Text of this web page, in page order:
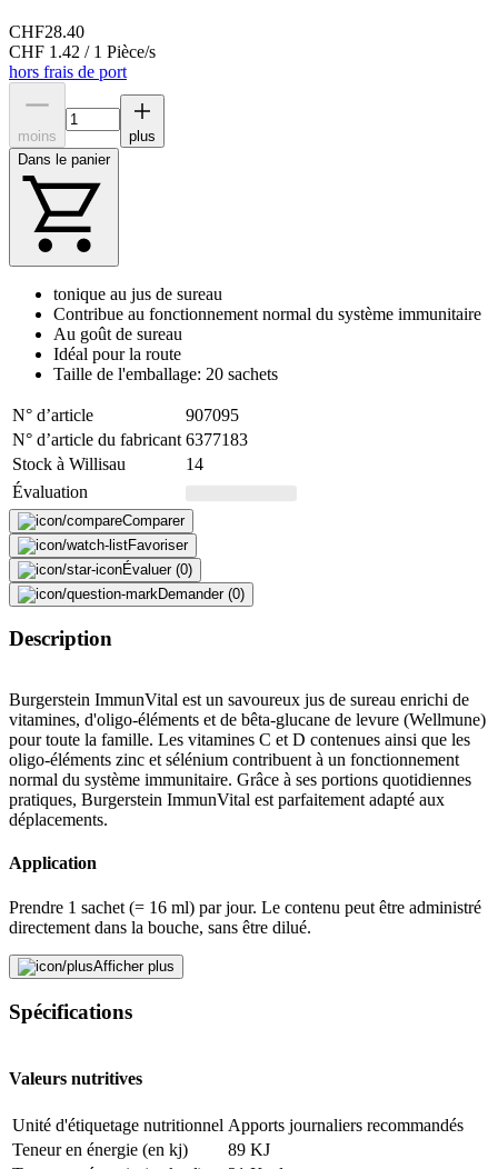
CHF28.40
CHF 1.42 / 1 Pièce/s
hors frais de port
moins
plus
Dans le panier
tonique au jus de sureau
Contribue au fonctionnement normal du système immunitaire
Au goût de sureau
Idéal pour la route
Taille de l'emballage: 20 sachets
N° d’article
907095
N° d’article du fabricant 6377183
Stock à Willisau
14
Évaluation
Comparer
Favoriser
Évaluer (0)
Demander (0)
Description
Burgerstein ImmunVital est un savoureux jus de sureau enrichi de
vitamines, d'oligo-éléments et de bêta-glucane de levure (Wellmune)
pour toute la famille. Les vitamines C et D contenues ainsi que les
oligo-éléments zinc et sélénium contribuent à un fonctionnement
normal du système immunitaire. Grâce à ses portions quotidiennes
pratiques, Burgerstein ImmunVital est parfaitement adapté aux
déplacements.
Application
Prendre 1 sachet (= 16 ml) par jour. Le contenu peut être administré
directement dans la bouche, sans être dilué.
La marque Burgerstein
Burgerstein a été fondé en 1972 par le Dr Lothar Burgerstein.
utilisés à la fois de manière préventive et thérapeutique. Les
plusieurs reprises à Burgerstein le prix de la "marque la plus fiable".
En outre, l'entreprise n'investit pas seulement dans le développement
pharmaceutique de produits innovants, mais est également
Afficher plus
Spécifications
Valeurs nutritives
Unité d'étiquetage nutritionnel Apports journaliers recommandés
Teneur en énergie (en kj)
89 KJ